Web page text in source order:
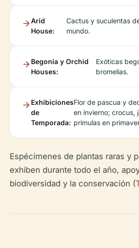
Arid
House:
Cactus y suculentas
mundo.
Begonia y Orchid
Houses:
Exóticas
bromelias.
Exhibiciones
de
Temporada:
Flor de pascua y
en invierno; crocus,
prímulas en
Espécimenes de plantas raras y
exhiben durante todo el año,
biodiversidad y la conservación (